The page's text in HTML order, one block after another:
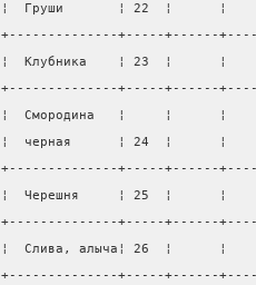
¦  Груши       ¦ 22  ¦
+--------------+-----+------
¦  Клубника    ¦ 23  ¦
+--------------+-----+------
¦  Смородина   ¦     ¦
¦  черная      ¦ 24  ¦
+--------------+-----+------
¦  Черешня     ¦ 25  ¦
+--------------+-----+------
¦  Слива, алыча¦ 26  ¦
+--------------+-----+------